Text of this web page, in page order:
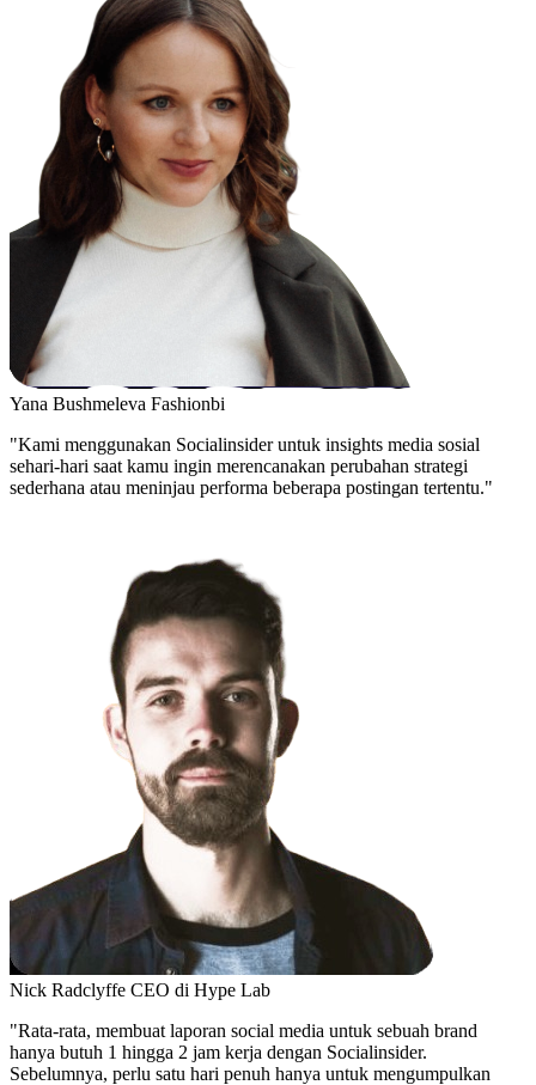
Yana Bushmeleva Fashionbi
"Kami menggunakan Socialinsider untuk insights media sosial
sehari-hari saat kamu ingin merencanakan perubahan strategi
sederhana atau meninjau performa beberapa postingan tertentu."
Nick Radclyffe CEO di Hype Lab
"Rata-rata, membuat laporan social media untuk sebuah brand
hanya butuh 1 hingga 2 jam kerja dengan Socialinsider.
Sebelumnya, perlu satu hari penuh hanya untuk mengumpulkan